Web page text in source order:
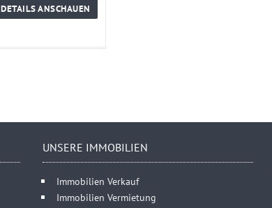
DETAILS ANSCHAUEN
UNSERE IMMOBILIEN
Immobilien Verkauf
Immobilien Vermietung